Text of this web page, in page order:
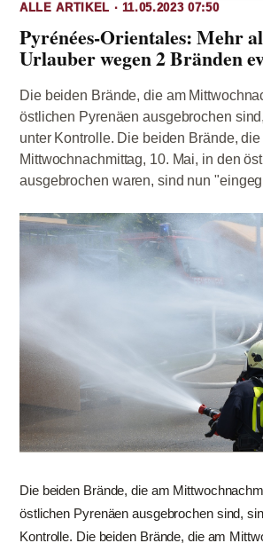
ALLE ARTIKEL · 11.05.2023 07:50
Pyrénées-Orientales: Mehr
Urlauber wegen 2 Bränden
Die beiden Brände, die am
östlichen Pyrenäen ausgebrochen
unter Kontrolle. Die beiden Brände, die
Mittwochnachmittag, 10. Mai, in den
ausgebrochen waren, sind nun
Die beiden Brände, die am
östlichen Pyrenäen ausgebrochen sind,
Kontrolle. Die beiden Brände, die am